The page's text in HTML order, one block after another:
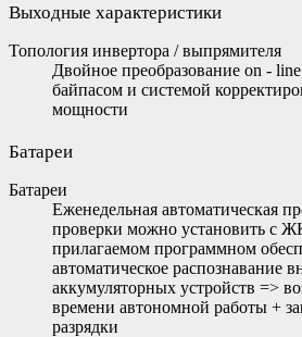
Выходные характеристики
Топология инвертора / выпрямителя
Двойное преобразование on -
байпасом и системой
мощности
Батареи
Батареи
Еженедельная автоматическая
проверки можно установить с
прилагаемом программном
автоматическое распознавание
аккумуляторных устройств =>
времени автономной работы +
разрядки